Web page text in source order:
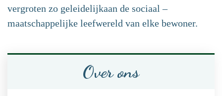
vergroten zo geleidelijkaan de sociaal –
maatschappelijke leefwereld van elke bewoner.
Over ons